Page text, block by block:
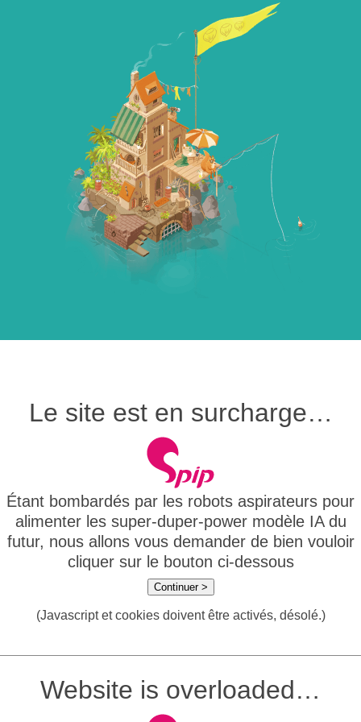
Le site est en surcharge…
Étant bombardés par les robots aspirateurs pour
alimenter les super-duper-power modèle IA du
futur, nous allons vous demander de bien vouloir
cliquer sur le bouton ci-dessous
Continuer >
(Javascript et cookies doivent être activés, désolé.)
Website is overloaded…